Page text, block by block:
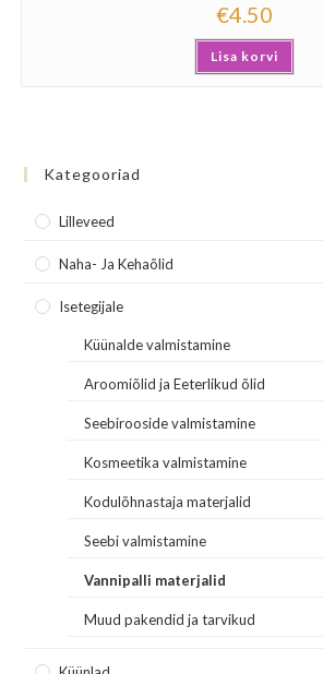
€4.50
Lisa korvi
Kategooriad
Lilleveed
Naha- Ja Kehaõlid
Isetegijale
Küünalde valmistamine
Aroomiõlid ja Eeterlikud õlid
Seebirooside valmistamine
Kosmeetika valmistamine
Kodulõhnastaja materjalid
Seebi valmistamine
Vannipalli materjalid
Muud pakendid ja tarvikud